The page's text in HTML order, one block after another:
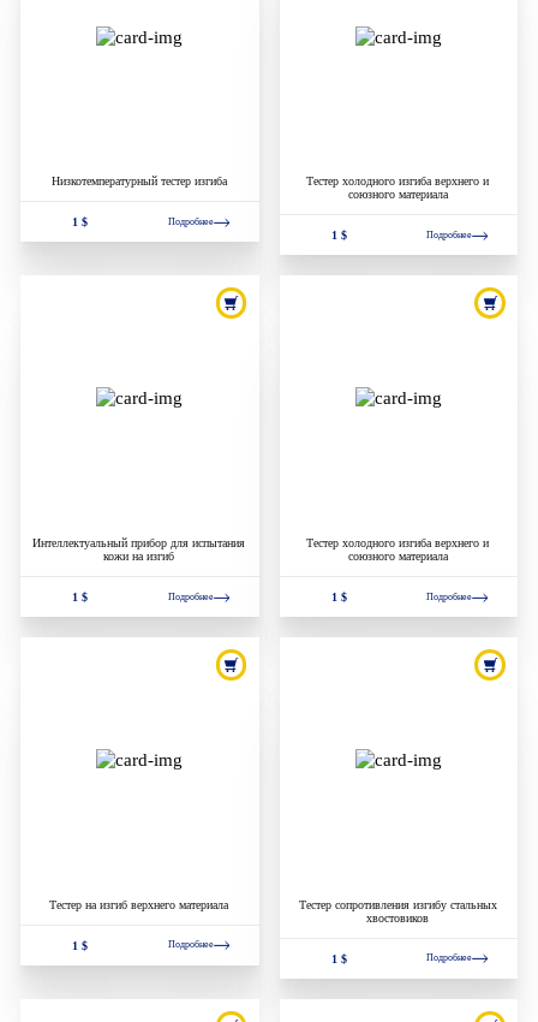
Низкотемпературный тестер изгиба
1 $ Подробнее
Тестер холодного изгиба верхнего и
союзного материала
1 $ Подробнее
Интеллектуальный прибор для испытания
кожи на изгиб
1 $ Подробнее
Тестер холодного изгиба верхнего и
союзного материала
1 $ Подробнее
Тестер на изгиб верхнего материала
1 $ Подробнее
Тестер сопротивления изгибу стальных
хвостовиков
1 $ Подробнее